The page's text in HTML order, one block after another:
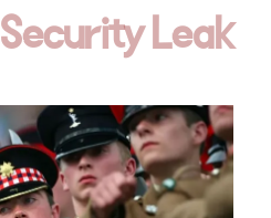
Security Leak